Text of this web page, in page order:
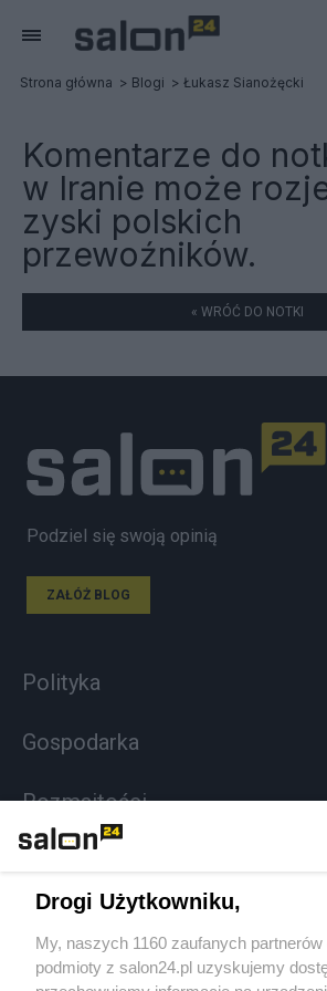
Strona główna Blogi Łukasz Sianożęcki
Komentarze do
w Iranie może
zyski polskich
przewoźników.
« WRÓĆ DO NOTKI
Podziel się swoją opinią
ZAŁÓŻ BLOG
Polityka
Gospodarka
Rozmaitości
Sport
Społeczeństwo
Drogi Użytkowniku,
My, naszych 1160 zaufanych partnerów
podmioty z salon24.pl uzyskujemy